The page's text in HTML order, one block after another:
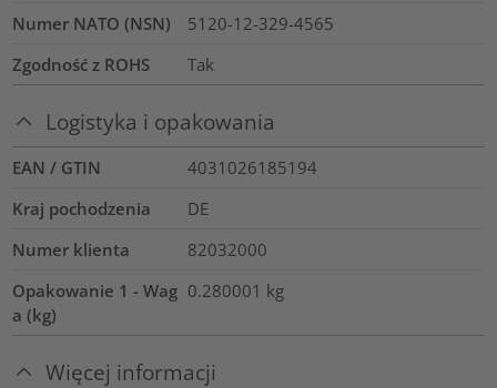
Numer NATO (NSN)
5120-12-329-4565
Zgodność z ROHS
Tak
Logistyka i opakowania
EAN / GTIN
4031026185194
Kraj pochodzenia
DE
Numer klienta
82032000
Opakowanie 1 - Wag
a (kg)
0.280001 kg
Więcej informacji